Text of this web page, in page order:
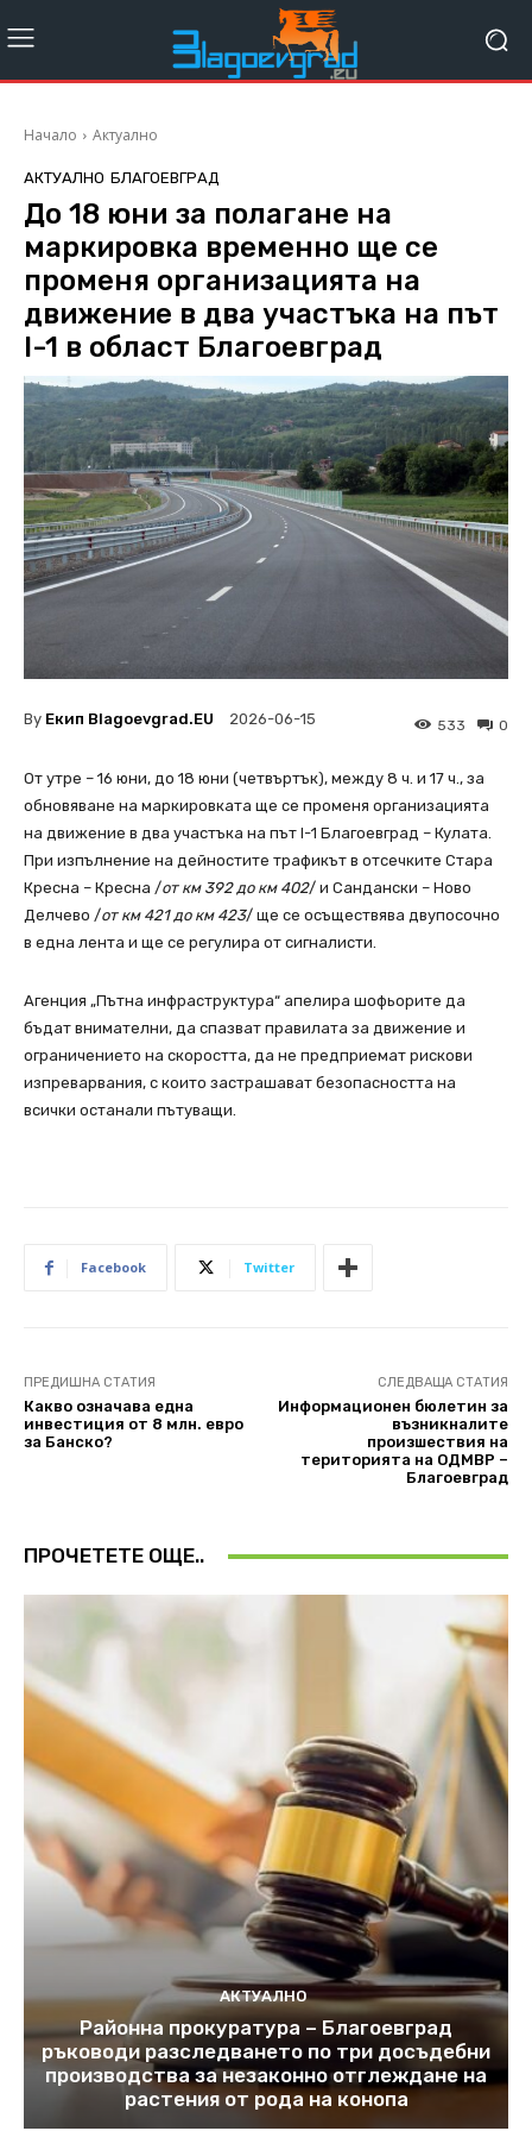
Начало Актуално
АКТУАЛНО БЛАГОЕВГРАД
До 18 юни за полагане на
маркировка временно ще се
променя организацията на
движение в два участъка на път
I-1 в област Благоевград
By Екип Blagoevgrad.EU 2026-06-15 0
533
От утре – 16 юни, до 18 юни (четвъртък), между 8 ч. и 17 ч., за
обновяване на маркировката ще се променя организацията
на движение в два участъка на път I-1 Благоевград – Кулата.
При изпълнение на дейностите трафикът в отсечките Стара
Кресна – Кресна /от км 392 до км 402/ и Сандански – Ново
Делчево /от км 421 до км 423/ ще се осъществява двупосочно
в една лента и ще се регулира от сигналисти.
Агенция „Пътна инфраструктура“ апелира шофьорите да
бъдат внимателни, да спазват правилата за движение и
ограничението на скоростта, да не предприемат рискови
изпреварвания, с които застрашават безопасността на
всички останали пътуващи.
Facebook Twitter
ПРЕДИШНА СТАТИЯ
Какво означава една
инвестиция от 8 млн. евро
за Банско?
СЛЕДВАЩА СТАТИЯ
Информационен бюлетин за
възникналите
произшествия на
територията на ОДМВР –
Благоевград
ПРОЧЕТЕТЕ ОЩЕ..
АКТУАЛНО
Районна прокуратура – Благоевград
ръководи разследването по три досъдебни
производства за незаконно отглеждане на
растения от рода на конопа